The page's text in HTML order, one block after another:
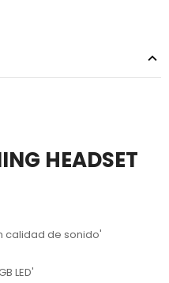
HEADSET
calidad de sonido'
LED'